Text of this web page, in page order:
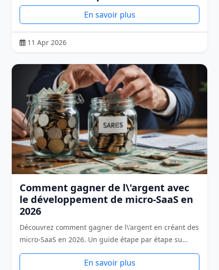
En savoir plus
11 Apr 2026
Comment gagner de l\'argent avec
le développement de micro-SaaS en
2026
Découvrez comment gagner de l\'argent en créant des
micro-SaaS en 2026. Un guide étape par étape su…
En savoir plus